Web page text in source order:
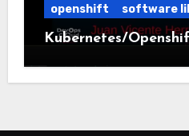
openshift
software
Kubernetes/